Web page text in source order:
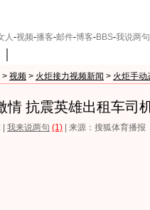
人-视频-播客-邮件-博客-BBS-我说两句
> 视频 > 火炬接力视频新闻 > 火炬手动
情 抗震英雄出租车司
我来说两句 (1) | 来源：搜狐体育播报